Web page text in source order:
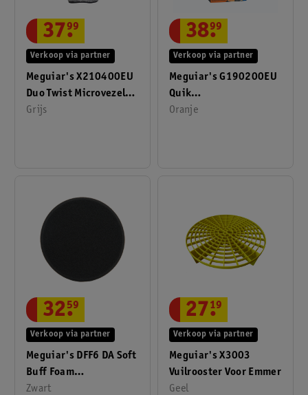
Meguiar's X210400EU
Duo Twist Microvezel
Droogdoek
Grijs
Verkoop via partner
37.
99
Meguiar's G190200EU
Quik
Krasverwijderingsset
Oranje
Verkoop via partner
38.
99
Meguiar's DFF6 DA Soft
Buff Foam
Afwerkingspad 6 Inch
Zwart
Verkoop via partner
32.
59
Meguiar's X3003
Vuilrooster Voor Emmer
Geel
Verkoop via partner
27.
19